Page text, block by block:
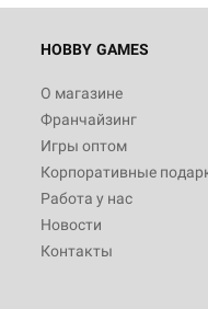
HOBBY GAMES
О магазине
Франчайзинг
Игры оптом
Корпоративные
Работа у нас
Новости
Контакты
империи: Боевая
799
Настольная игра
империи. Четвёртая
Рубеж
12 990